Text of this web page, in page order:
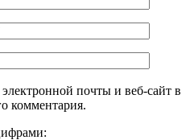
почты и веб-сайт в
комментария.